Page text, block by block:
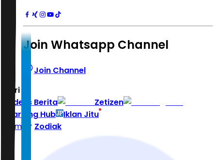
Join Whatsapp Channel
Join Channel
Hari ini
Indeks Berita
Zetizen
Learning Hub
Iklan Jitu
Home
Zodiak